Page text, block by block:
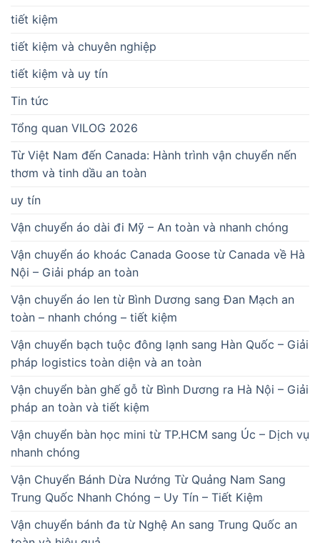
tiết kiệm
tiết kiệm và chuyên nghiệp
tiết kiệm và uy tín
Tin tức
Tổng quan VILOG 2026
Từ Việt Nam đến Canada: Hành trình vận chuyển nến
thơm và tinh dầu an toàn
uy tín
Vận chuyển áo dài đi Mỹ – An toàn và nhanh chóng
Vận chuyển áo khoác Canada Goose từ Canada về Hà
Nội – Giải pháp an toàn
Vận chuyển áo len từ Bình Dương sang Đan Mạch an
toàn – nhanh chóng – tiết kiệm
Vận chuyển bạch tuộc đông lạnh sang Hàn Quốc – Giải
pháp logistics toàn diện và an toàn
Vận chuyển bàn ghế gỗ từ Bình Dương ra Hà Nội – Giải
pháp an toàn và tiết kiệm
Vận chuyển bàn học mini từ TP.HCM sang Úc – Dịch vụ
nhanh chóng
Vận Chuyển Bánh Dừa Nướng Từ Quảng Nam Sang
Trung Quốc Nhanh Chóng – Uy Tín – Tiết Kiệm
Vận chuyển bánh đa từ Nghệ An sang Trung Quốc an